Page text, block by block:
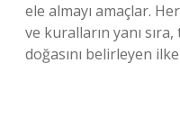
ele almayı amaçlar.
ve kuralların yanı
doğasını belirleyen